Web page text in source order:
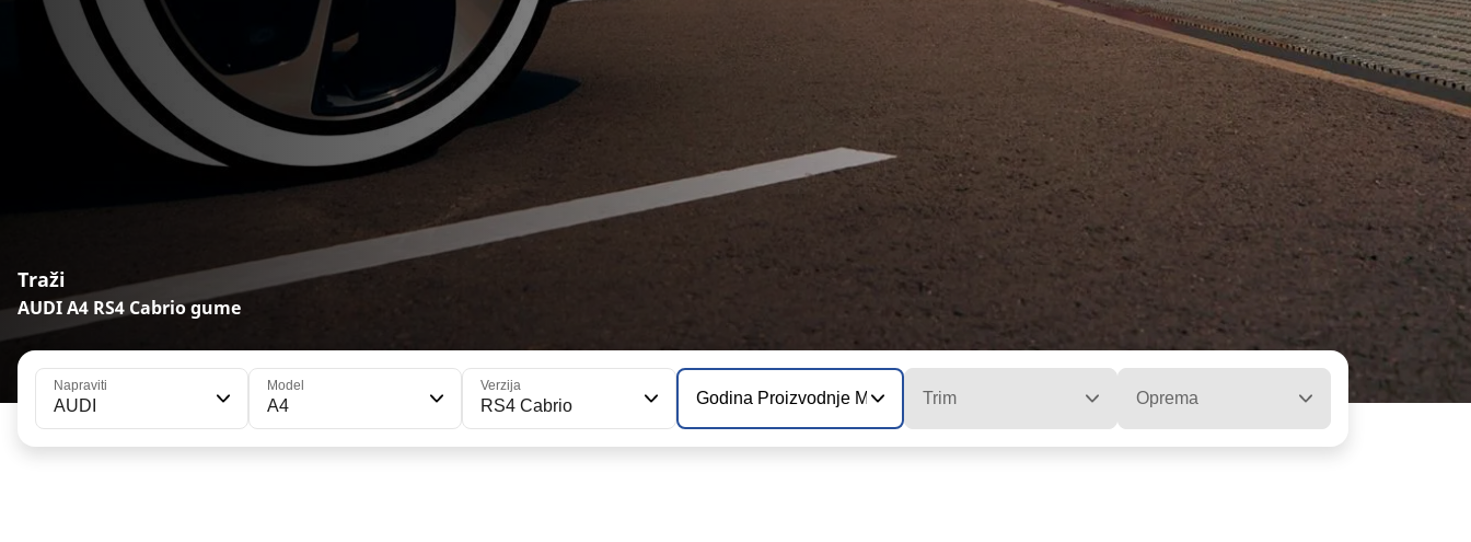
Traži
AUDI A4 RS4 Cabrio gume
Napraviti
AUDI
Model
A4
Verzija
RS4 Cabrio Godina Proizvodnje Modela Trim Oprema